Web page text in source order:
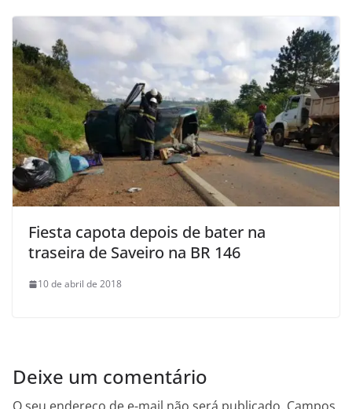
Fiesta capota depois de bater na
traseira de Saveiro na BR 146
10 de abril de 2018
Deixe um comentário